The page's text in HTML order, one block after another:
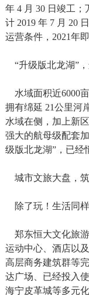
年 4 月 30 日竣工；
计 2019 年 7 月 20
运营条件，2021年
“升级版北龙湖”
水域面积近6000
拥有绵延 21公里河
水域在侧，加上新
强大的航母级配套
级版北龙湖”，已经
城市文旅大盘，
除了玩！生活同样
郑东恒大文化旅游
运动中心、酒店以
高层商务建筑群等
达广场、已经投入
海宁皮革城等多元